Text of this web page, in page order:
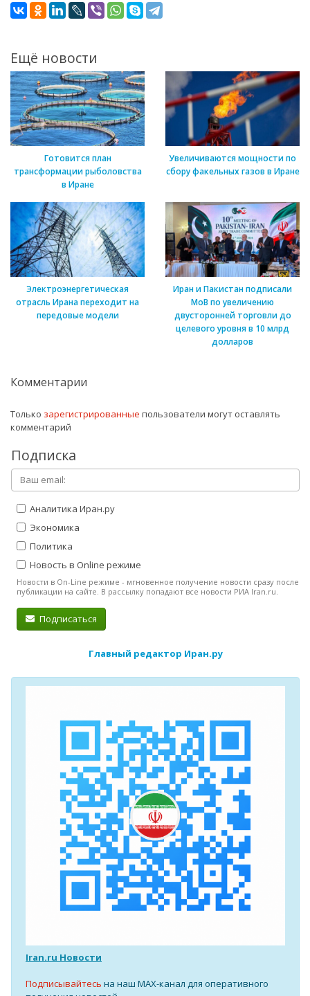
Ещё новости
Готовится план
трансформации рыболовства
в Иране
Увеличиваются мощности по
сбору факельных газов в Иране
Электроэнергетическая
отрасль Ирана переходит на
передовые модели
Иран и Пакистан подписали
МоВ по увеличению
двусторонней торговли до
целевого уровня в 10 млрд
долларов
Комментарии
Только зарегистрированные пользователи могут оставлять
комментарий
Подписка
Аналитика Иран.ру
Экономика
Политика
Новость в Online режиме
Новости в On-Line режиме - мгновенное получение новости сразу после
публикации на сайте. В рассылку попадают все новости РИА Iran.ru.
Подписаться
Главный редактор Иран.ру
Iran.ru Новости
Подписывайтесь на наш MAX-канал для оперативного